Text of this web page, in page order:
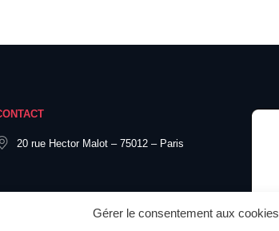
Gérer le consentement aux cookies
20 rue Hector Malot – 75012 – Paris